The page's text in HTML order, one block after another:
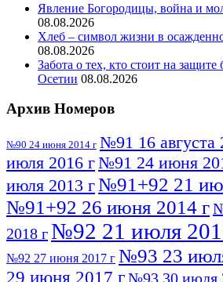
Явление Богородицы, война и
08.08.2026
Хлеб – символ жизни в
08.08.2026
Забота о тех, кто стоит на
Осетии 08.08.2026
Архив Номеров
№90 24 июня 2014 г №91 16 августа
июля 2016 г№91 24 июня
июля 2013 г№91+92 21
№91+92 26 июня 2014 г
2018 г№92 21 июля
№92 27 июня 2017 г №93 23
29 июня 2017 г№93 30 июля